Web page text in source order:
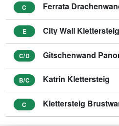
C Ferrata
E City Wall Klettersteig
C/D
B/C Katrin Klettersteig
C